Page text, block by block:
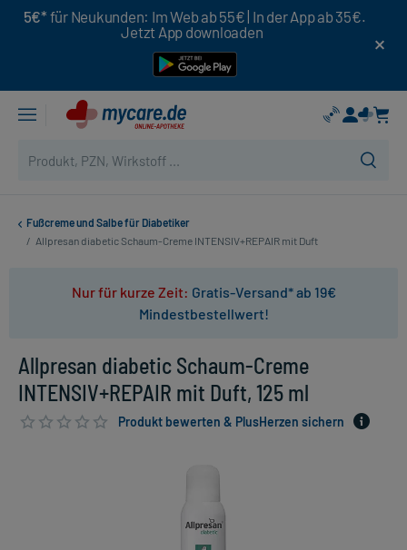
5€* für Neukunden: Im Web ab 55€ | In der App ab 35€.
Jetzt App downloaden
Fußcreme und Salbe für Diabetiker
/ Allpresan diabetic Schaum-Creme INTENSIV+REPAIR mit Duft
Nur für kurze Zeit: Gratis-Versand* ab 19€
Mindestbestellwert!
Allpresan diabetic Schaum-Creme
INTENSIV+REPAIR mit Duft, 125 ml
Produkt bewerten & PlusHerzen sichern